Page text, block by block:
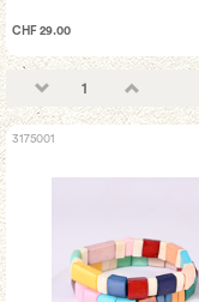
CHF 29.00
3175001